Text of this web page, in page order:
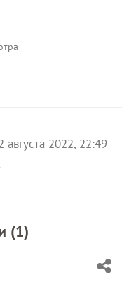
августа 2022, 22:49
(1)